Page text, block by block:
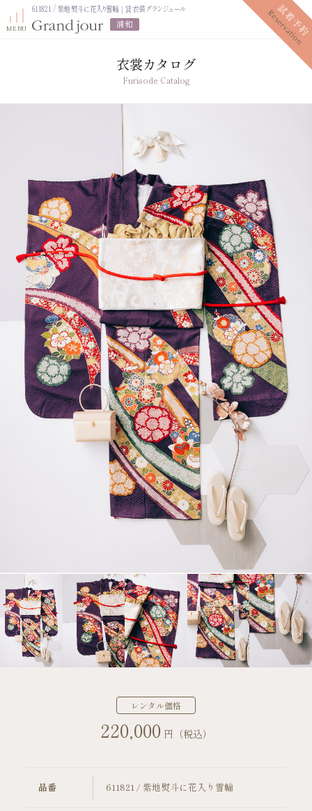
611821 / 紫地熨斗に花入り雪輪｜貸衣装グランジュール
浦和
写真だけの成人式プラン
ママ振袖プラン
振袖展示会
ママ振袖相談会
衣裳カタログ
LOOKBOOK
高校3年生の方へ
大学1年生の方へ
大学2年生の方へ
ヘアスタイリング特集
コンセプト
よくあるご質問
振袖レンタルの流れ
写真だけの成人式の流れ
コーディネート小物
衣裳カタログ
Furisode Catalog
レンタル価格
220,000円（税込）
品番 611821 / 紫地熨斗に花入り雪輪